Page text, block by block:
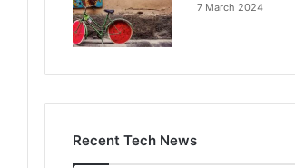
7 March 2024
Recent Tech News